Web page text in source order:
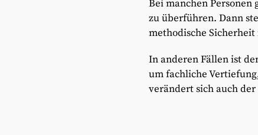
Bei manchen
zu überführen. Dann
methodische
In anderen Fällen ist
um fachliche
verändert sich auch